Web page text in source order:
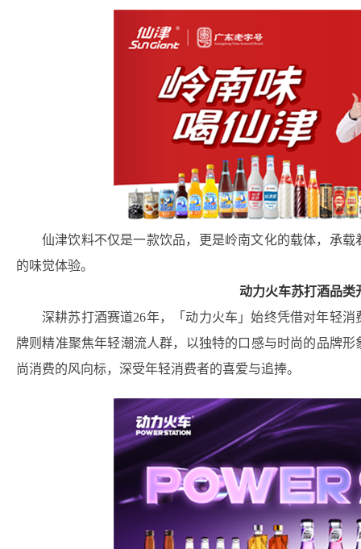
仙津饮料不仅是一款饮品，更是岭南文化的载体，承
的味觉体验。
动力火车苏打酒品类
深耕苏打酒赛道26年，「动力火车」始终凭借对年轻
牌则精准聚焦年轻潮流人群，以独特的口感与时尚的品牌
尚消费的风向标，深受年轻消费者的喜爱与追捧。